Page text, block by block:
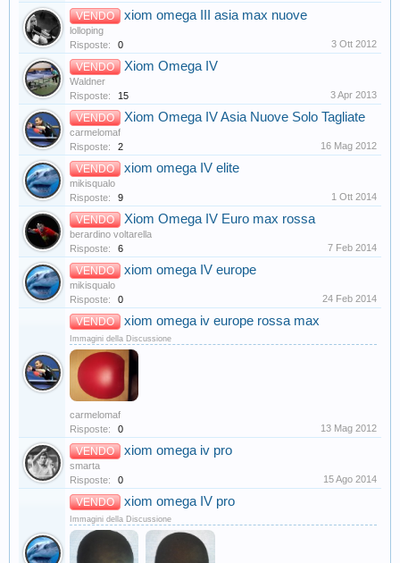
VENDO xiom omega III asia max nuove
lolloping
Risposte:
0 3 Ott 2012
VENDO Xiom Omega IV
Waldner
Risposte:
15 3 Apr 2013
VENDO Xiom Omega IV Asia Nuove Solo Tagliate
carmelomaf
Risposte:
2 16 Mag 2012
VENDO xiom omega IV elite
mikisqualo
Risposte:
9 1 Ott 2014
VENDO Xiom Omega IV Euro max rossa
berardino voltarella
Risposte:
6 7 Feb 2014
VENDO xiom omega IV europe
mikisqualo
Risposte:
0 24 Feb 2014
VENDO xiom omega iv europe rossa max
Immagini della Discussione
carmelomaf
Risposte:
0 13 Mag 2012
VENDO xiom omega iv pro
smarta
Risposte:
0 15 Ago 2014
VENDO xiom omega IV pro
Immagini della Discussione